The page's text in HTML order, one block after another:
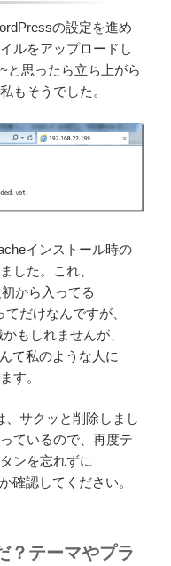
の設定を進め
ルをアップロードし
と思ったら立ち上がら
もそうでした。
インストール時の
した。これ、
から入ってる
だけなんですが、
もしれませんが、
て私のような人に
す。
サクッと削除しまし
ているので、再度テ
ンを忘れずに
確認してください。
？テーマやプラ